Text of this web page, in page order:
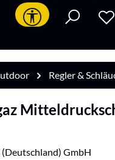
Werkzeugleiste
Regler &
(Deutschland) GmbH